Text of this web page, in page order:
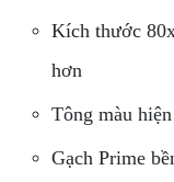
Kích thước
hơn
Tông màu
Gạch Prime